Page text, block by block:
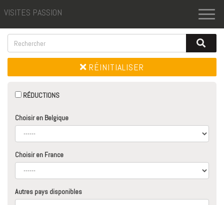
VISITES PASSION
RÉINITIALISER
RÉDUCTIONS
Choisir en Belgique
Choisir en France
Autres pays disponibles